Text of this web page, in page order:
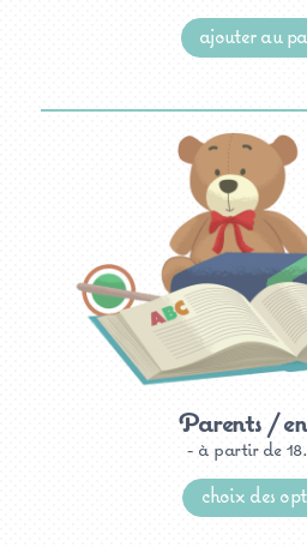
ajouter au
Parents /
à partir de
choix des